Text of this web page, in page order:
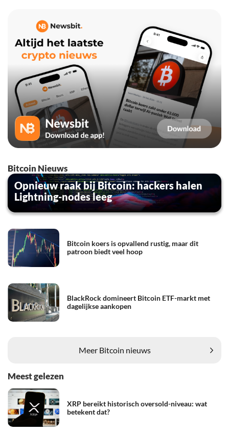
Bitcoin Nieuws
Opnieuw raak bij Bitcoin: hackers halen
Lightning-nodes leeg
Bitcoin koers is opvallend rustig, maar dit
patroon biedt veel hoop
BlackRock domineert Bitcoin ETF-markt met
dagelijkse aankopen
Meer Bitcoin nieuws
Meest gelezen
XRP bereikt historisch oversold-niveau: wat
betekent dat?